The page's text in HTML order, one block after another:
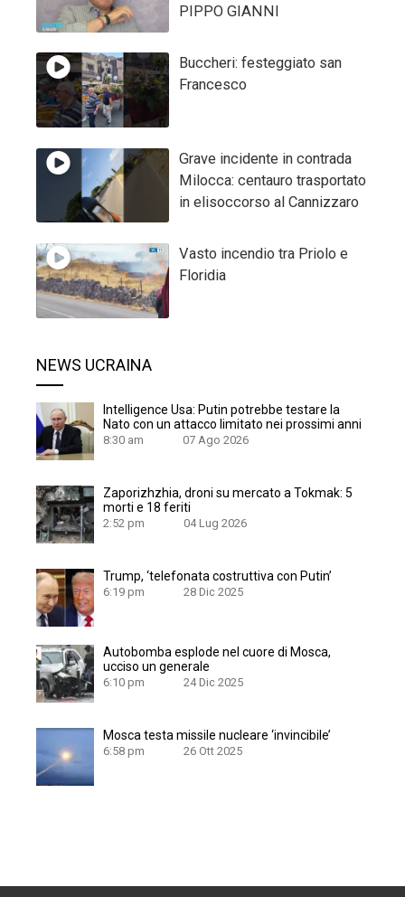
PIPPO GIANNI
Buccheri: festeggiato san
Francesco
Grave incidente in contrada
Milocca: centauro trasportato
in elisoccorso al Cannizzaro
Vasto incendio tra Priolo e
Floridia
NEWS UCRAINA
Intelligence Usa: Putin potrebbe testare la
Nato con un attacco limitato nei prossimi anni
8:30 am 07 Ago 2026
Zaporizhzhia, droni su mercato a Tokmak: 5
morti e 18 feriti
2:52 pm 04 Lug 2026
Trump, ‘telefonata costruttiva con Putin’
6:19 pm 28 Dic 2025
Autobomba esplode nel cuore di Mosca,
ucciso un generale
6:10 pm 24 Dic 2025
Mosca testa missile nucleare ‘invincibile’
6:58 pm 26 Ott 2025